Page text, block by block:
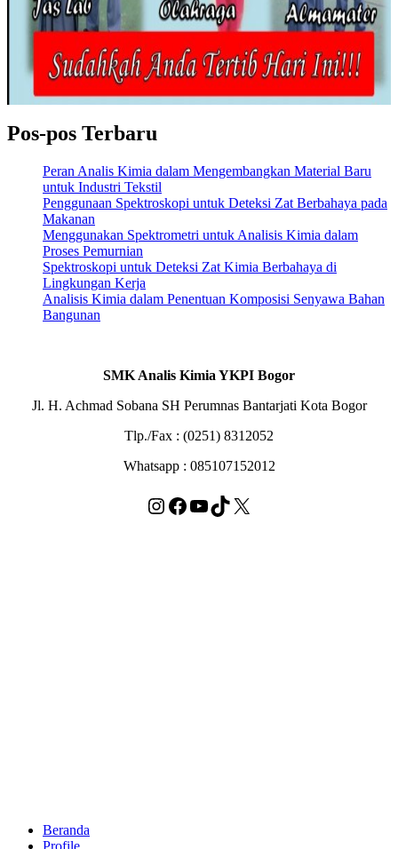
Pos-pos Terbaru
Peran Analis Kimia dalam Mengembangkan Material Baru
untuk Industri Tekstil
Penggunaan Spektroskopi untuk Deteksi Zat Berbahaya pada
Makanan
Menggunakan Spektrometri untuk Analisis Kimia dalam
Proses Pemurnian
Spektroskopi untuk Deteksi Zat Kimia Berbahaya di
Lingkungan Kerja
Analisis Kimia dalam Penentuan Komposisi Senyawa Bahan
Bangunan
SMK Analis Kimia YKPI Bogor
Jl. H. Achmad Sobana SH Perumnas Bantarjati Kota Bogor
Tlp./Fax : (0251) 8312052
Whatsapp : 085107152012
Instagram
Facebook
YouTube
TikTok
X
Beranda